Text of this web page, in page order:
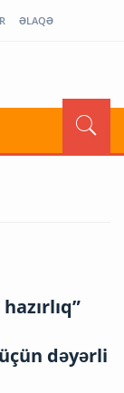
ƏLAQƏ
dəyərli